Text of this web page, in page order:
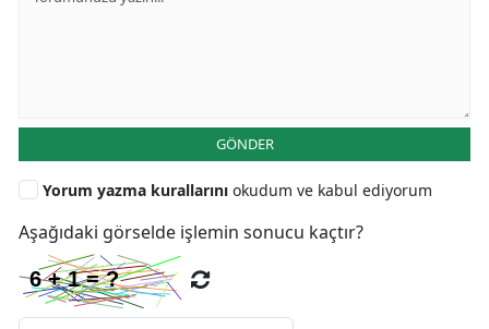
GÖNDER
Yorum yazma kurallarını okudum ve kabul ediyorum
Aşağıdaki görselde işlemin sonucu kaçtır?